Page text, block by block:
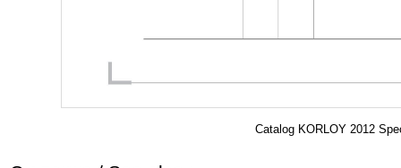
Catalog KORLOY 2012